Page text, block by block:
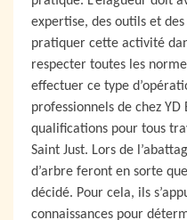
expertise, des outils et
pratiquer cette activité
respecter toutes les
effectuer ce type
professionnels de chez
qualifications pour tous
Saint Just. Lors de
d’arbre feront en sorte
décidé. Pour cela, ils
connaissances pour